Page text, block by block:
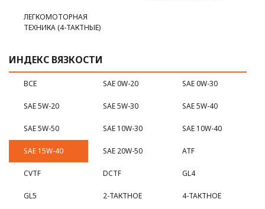
ЛЕГКОМОТОРНАЯ
ТЕХНИКА (4-ТАКТНЫЕ)
ИНДЕКС ВЯЗКОСТИ
ВСЕ SAE 0W-20 SAE 0W-30
SAE 5W-20 SAE 5W-30 SAE 5W-40
SAE 5W-50 SAE 10W-30 SAE 10W-40
SAE 15W-40 SAE 20W-50 ATF
CVTF DCTF GL4
GL5 2-ТАКТНОЕ 4-ТАКТНОЕ